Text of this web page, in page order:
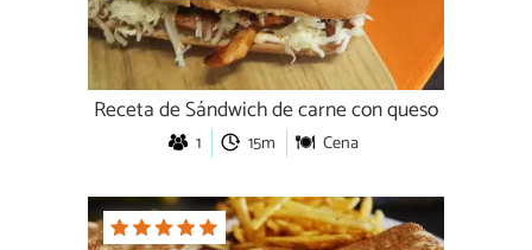
Receta de Sándwich de carne con queso
1 15m Cena